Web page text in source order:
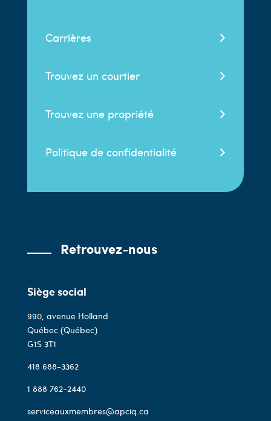
Carrières
Trouvez un courtier
Trouvez une propriété
Politique de confidentialité
Retrouvez-nous
Siège social
990, avenue Holland
Québec (Québec)
G1S 3T1
418 688-3362
1 888 762-2440
serviceauxmembres@apciq.ca